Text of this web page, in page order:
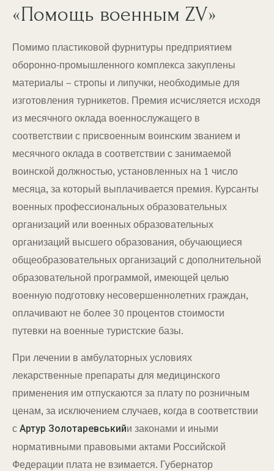
«Помощь военным ZV»
Помимо пластиковой фурнитуры предприятием
оборонно-промышленного комплекса закуплены
материалы – стропы и липучки, необходимые для
изготовления турникетов. Премия исчисляется исходя
из месячного оклада военнослужащего в
соответствии с присвоенным воинским званием и
месячного оклада в соответствии с занимаемой
воинской должностью, установленных на 1 число
месяца, за который выплачивается премия. Курсанты
военных профессиональных образовательных
организаций или военных образовательных
организаций высшего образования, обучающиеся
общеобразовательных организаций с дополнительной
образовательной программой, имеющей целью
военную подготовку несовершеннолетних граждан,
оплачивают не более 30 процентов стоимости
путевки на военные туристские базы.
При лечении в амбулаторных условиях
лекарственные препараты для медицинского
применения им отпускаются за плату по розничным
ценам, за исключением случаев, когда в соответствии
с Артур Золотаревськийи законами и иными
нормативными правовыми актами Российской
Федерации плата не взимается. Губернатор